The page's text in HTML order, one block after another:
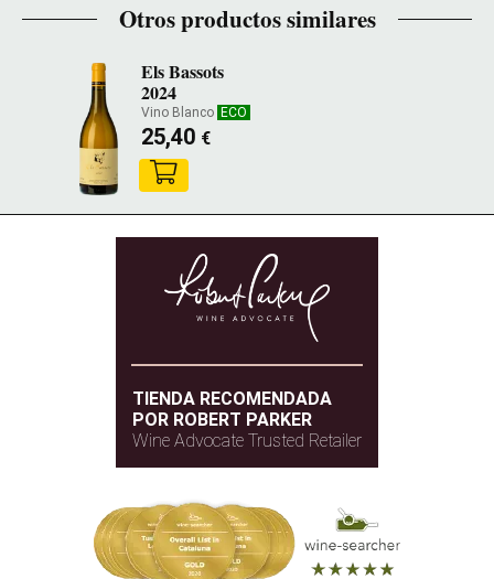
Otros productos similares
Els Bassots
2024
Vino Blanco ECO
25,40 €
TIENDA RECOMENDADA
POR ROBERT PARKER
Wine Advocate Trusted Retailer